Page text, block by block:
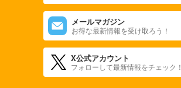
メールマガジン
お得な最新情報を受け取ろう！
X公式アカウント
フォローして最新情報をチェック！